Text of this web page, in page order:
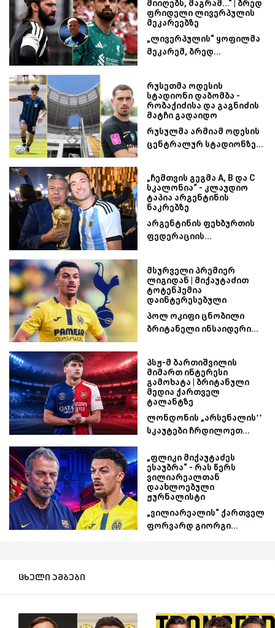
მიიღებს, მაგრამ...“ | ბრედ
ფრიდელი ლივერპულის
მეკარეებზე
„ლივერპულის“ ყოფილმა
მეკარემ, ბრედ...
რუსეთმა ოდესის
სტადიონი დაბომბა -
რობაქიძისა და გაგნიძის
მატჩი გადაიდო
რუსულმა არმიამ ოდესის
ცენტრალურ სტადიონზე...
„ჩემთვის გეგმა A, B და C
სკალონია“ - კლაუდიო
ტაპია არგენტინის
ნაკრებზე
არგენტინის ფეხბურთის
ფედერაციის...
მსურველი პრემიერ
ლიგიდან | მიქაუტაძით
ტოტენჰემია
დაინტერესებული
პოლ ოკიფი ცნობილი
ბრიტანელი ინსაიდერი...
პსჟ-მ ბართიშვილის
მიმართ ინტერესი
გამოხატა | ბრიტანული
მედია ქართველ
ტალანტზე
ლონდონის „არსენალის’’
სკაუტები ჩრდილოეთ...
„ფლიკი მიქაუტაძეს
ესაუბრა“ - რას წერს
ვილიარეალთან
დაახლოებული
ჟურნალისტი
„ვილიარეალის“ ქართველ
ფორვარდ გიორგი...
ცხელი ამბები